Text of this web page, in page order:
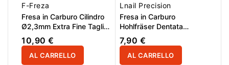
F-Freza
Fresa in Carburo Cilindro
Ø2,3mm Extra Fine Taglio
Incrociato LL 14,0mm
10,90 €
AL CARRELLO
Lnail Precision
Fresa in Carburo
Hohlfräser Dentata
Ø2,3mm
7,90 €
AL CARRELLO